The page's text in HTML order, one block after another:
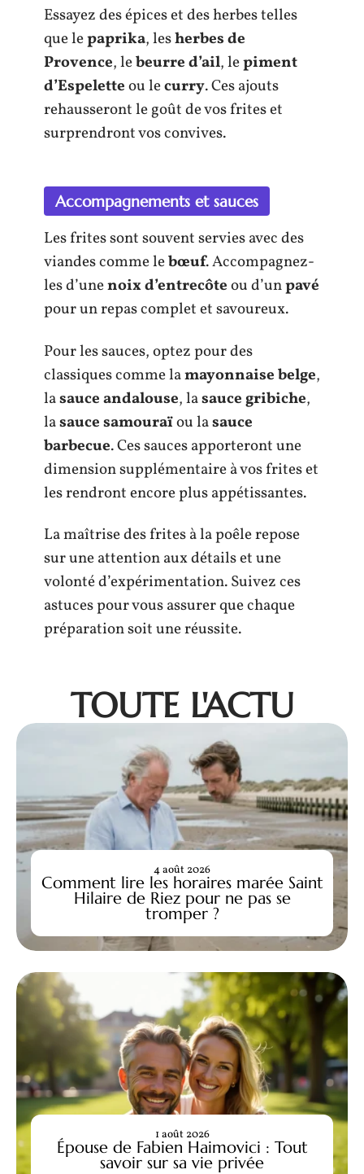
Essayez des épices et des herbes telles
que lepaprika, lesherbes de
Provence, lebeurre d’ail, lepiment
d’Espeletteou lecurry. Ces ajouts
rehausseront le goût de vos frites et
surprendront vos convives.
Accompagnements et sauces
Les frites sont souvent servies avec des
viandes comme lebœuf. Accompagnez-
les d’unenoix d’entrecôteou d’unpavé
pour un repas complet et savoureux.
Pour les sauces, optez pour des
classiques comme lamayonnaise belge,
lasauce andalouse, lasauce gribiche,
lasauce samouraïou lasauce
barbecue. Ces sauces apporteront une
dimension supplémentaire à vos frites et
les rendront encore plus appétissantes.
La maîtrise des frites à la poêle repose
sur une attention aux détails et une
volonté d’expérimentation. Suivez ces
astuces pour vous assurer que chaque
préparation soit une réussite.
TOUTE L'ACTU
Comment lire les horaires marée Saint
Hilaire de Riez pour ne pas se
tromper ?
4 août 2026
Épouse de Fabien Haimovici : Tout
savoir sur sa vie privée
1 août 2026